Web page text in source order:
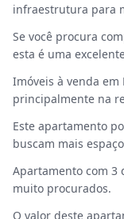
infraestrutura para
Se você procura
esta é uma
Imóveis à venda
principalmente na
Este apartamento
buscam mais
Apartamento com 3
muito procurados.
O valor deste